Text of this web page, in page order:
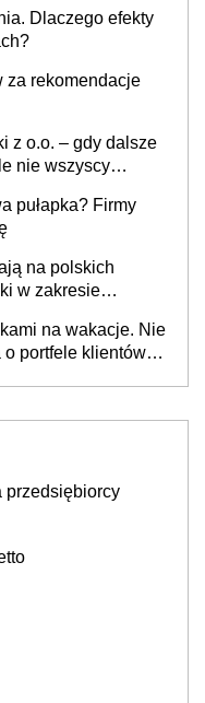
Dlaczego efekty
za rekomendacje
z o.o. – gdy dalsze
nie wszyscy
pułapka? Firmy
na polskich
w zakresie
na wakacje. Nie
o portfele klientów
przedsiębiorcy